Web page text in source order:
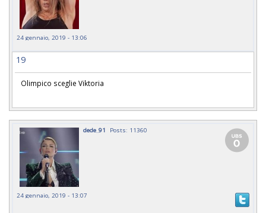
24 gennaio, 2019 - 13:06
19
Olimpico sceglie Viktoria
dede_91 Posts: 11360
24 gennaio, 2019 - 13:07